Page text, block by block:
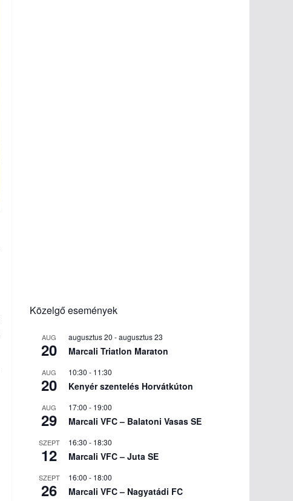
Közelgő események
AUG
20
augusztus 20 -augusztus 23
Marcali Triatlon Maraton
AUG
20
10:30 - 11:30
Kenyér szentelés Horvátkúton
AUG
29
17:00 - 19:00
Marcali VFC – Balatoni Vasas SE
SZEPT
12
16:30 - 18:30
Marcali VFC – Juta SE
SZEPT
26
16:00 - 18:00
Marcali VFC – Nagyatádi FC